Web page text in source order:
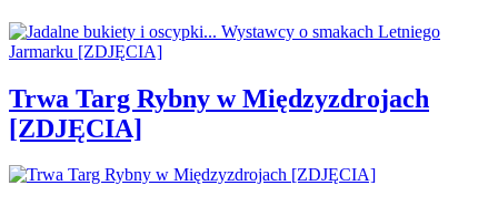
Trwa Targ Rybny w Międzyzdrojach
[ZDJĘCIA]